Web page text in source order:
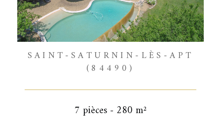
SAINT-SATURNIN-LÈS-APT
(84490)
7 pièces - 280 m²